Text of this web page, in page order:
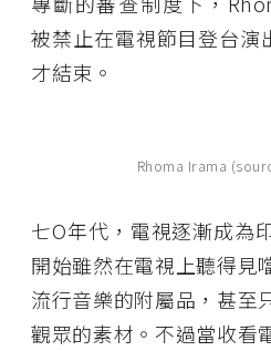
被禁止在電視節目登台演
才結束。
Rhoma Irama
七O年代，電視逐漸成為
開始雖然在電視上聽得見
流行音樂的附屬品，甚至
觀眾的素材。不過當收看